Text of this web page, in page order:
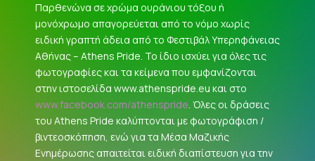
Παρθενώνα σε χρώμα ουράνιου τόξου ή
μονόχρωμο απαγορεύεται από το νόμο χωρίς
ειδική γραπτή άδεια από το Φεστιβάλ Υπερηφάνειας
Αθήνας – Athens Pride. Το ίδιο ισχύει για όλες τις
φωτογραφίες και τα κείμενα που εμφανίζονται
στην ιστοσελίδα www.athenspride.eu και στο
www.facebook.com/athenspride. Όλες οι δράσεις
του Athens Pride καλύπτονται με φωτογράφιση /
βιντεοσκόπηση, ενώ για τα Μέσα Μαζικής
Ενημέρωσης απαιτείται ειδική διαπίστευση για την